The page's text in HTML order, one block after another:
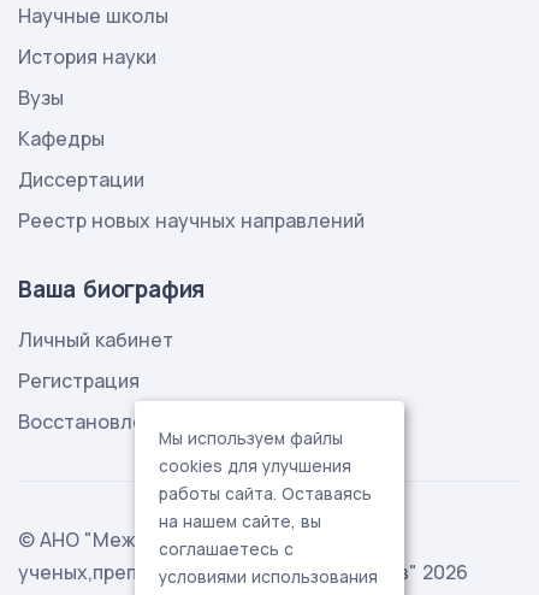
Научные школы
История науки
Вузы
Кафедры
Диссертации
Реестр новых научных направлений
Ваша биография
Личный кабинет
Регистрация
Восстановление пароля
© АНО "Международная ассоциация
ученых,преподавателей и специалистов" 2026
Мы используем файлы
cookies для улучшения
работы сайта. Оставаясь
на нашем сайте, вы
соглашаетесь с
условиями использования